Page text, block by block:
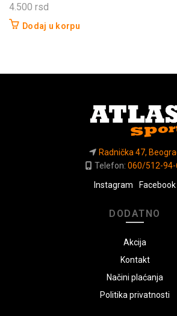
4.500 rsd
Dodaj u korpu
Radnička 47,
Telefon: 060/512-94-
Instagram
Facebook
DODATNO
Akcija
Kontakt
Načini plaćanja
Politika privatnosti